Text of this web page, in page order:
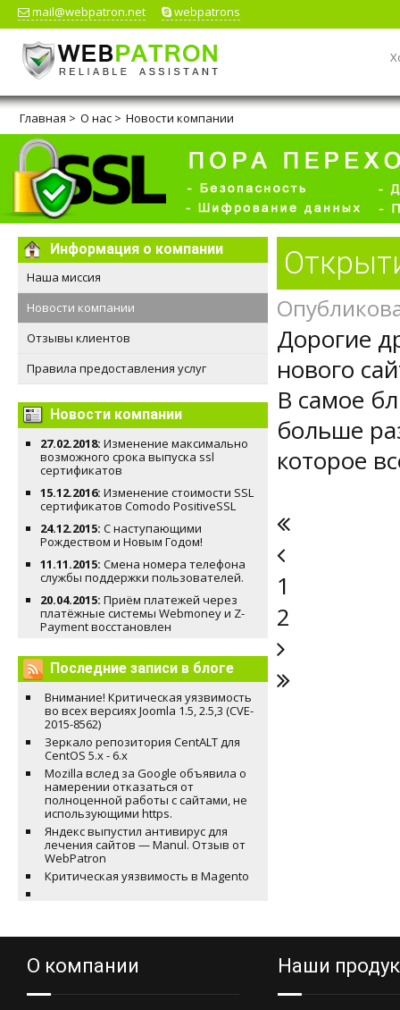
mail@webpatron.net webpatrons
Главная > О нас > Новости компании
Информация о компании
Наша миссия
Новости компании
Отзывы клиентов
Правила предоставления услуг
Новости компании
27.02.2018: Изменение максимально
возможного срока выпуска ssl
сертификатов
15.12.2016: Изменение стоимости SSL
сертификатов Comodo PositiveSSL
24.12.2015: С наступающими
Рождеством и Новым Годом!
11.11.2015: Смена номера телефона
службы поддержки пользователей.
20.04.2015: Приём платежей через
платёжные системы Webmoney и Z-
Payment восстановлен
Последние записи в блоге
Внимание! Критическая уязвимость
во всех версиях Joomla 1.5, 2.5,3 (CVE-
2015-8562)
Зеркало репозитория CentALT для
CentOS 5.x - 6.x
Mozilla вслед за Google объявила о
намерении отказаться от
полноценной работы с сайтами, не
использующими https.
Яндекс выпустил антивирус для
лечения сайтов — Manul. Отзыв от
WebPatron
Критическая уязвимость в Magento
Дорогие
нового
В самое
больше
которое
1
2
О компании Наши